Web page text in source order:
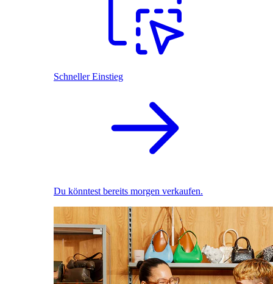
Schneller Einstieg
Du könntest bereits morgen verkaufen.